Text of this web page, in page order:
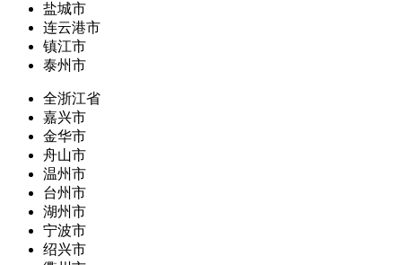
盐城市
连云港市
镇江市
泰州市
全浙江省
嘉兴市
金华市
舟山市
温州市
台州市
湖州市
宁波市
绍兴市